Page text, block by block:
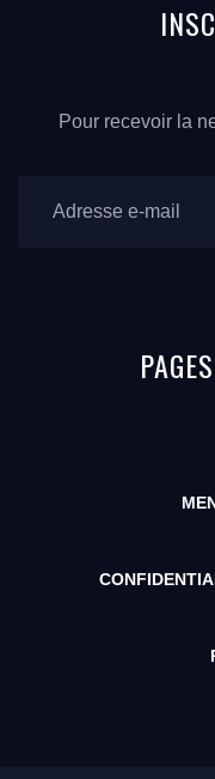
Pour recevoir la
PAGES